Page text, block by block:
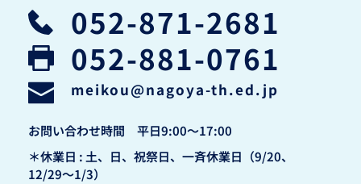
052-871-2681
052-881-0761
meikou@nagoya-th.ed.jp
お問い合わせ時間　平日9:00〜17:00
＊休業日 : 土、日、祝祭日、一斉休業日（9/20、
12/29〜1/3）